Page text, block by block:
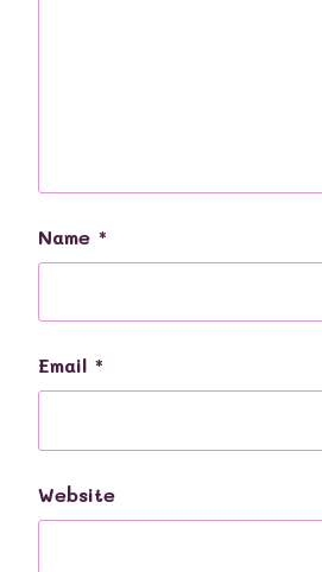
Name *
Email *
Website